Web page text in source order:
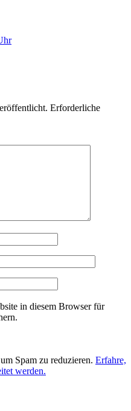
Erforderliche
in diesem Browser für
Spam zu reduzieren. Erfahre,
werden.